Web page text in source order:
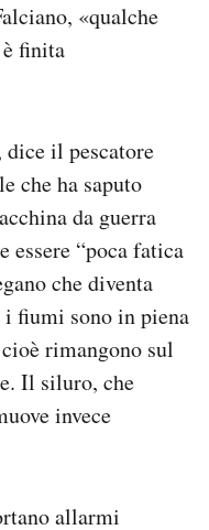
«qualche
finita
dice il pescatore
che ha saputo
da guerra
“poca fatica
che diventa
fiumi sono in piena
rimangono sul
Il siluro, che
invece
allarmi